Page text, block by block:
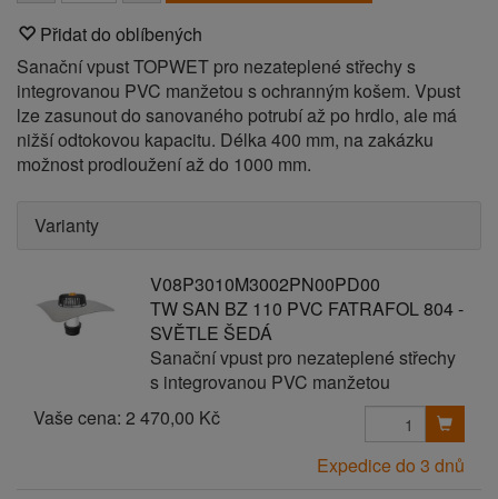
Přidat do oblíbených
Sanační vpust TOPWET pro nezateplené střechy s
integrovanou PVC manžetou s ochranným košem. Vpust
lze zasunout do sanovaného potrubí až po hrdlo, ale má
nižší odtokovou kapacitu. Délka 400 mm, na zakázku
možnost prodloužení až do 1000 mm.
Varianty
V08P3010M3002PN00PD00
TW SAN BZ 110 PVC FATRAFOL 804 -
SVĚTLE ŠEDÁ
Sanační vpust pro nezateplené střechy
s integrovanou PVC manžetou
Vaše cena: 2 470,00 Kč
Expedice do 3 dnů